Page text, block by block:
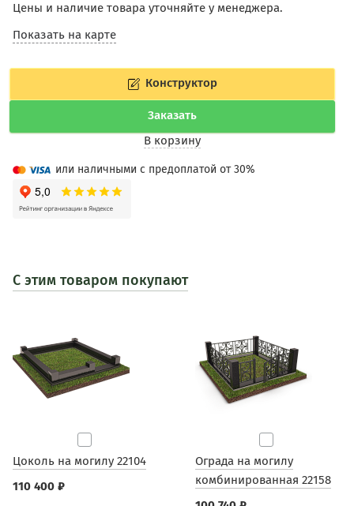
Цены и наличие товара уточняйте у менеджера.
Показать на карте
Конструктор
Заказать
В корзину
или наличными с предоплатой от 30%
С этим товаром покупают
Цоколь на могилу 22104
110 400 ₽
Ограда на могилу
комбинированная 22158